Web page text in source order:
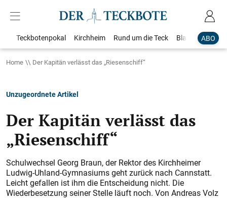
ABO
Teckbotenpokal Kirchheim Rund um die Teck Blaulicht
Home Der Kapitän verlässt das „Riesenschiff“
Unzugeordnete Artikel
Der Kapitän verlässt das
„Riesenschiff“
Schulwechsel Georg Braun, der Rektor des Kirchheimer
Ludwig-Uhland-Gymnasiums geht zurück nach Cannstatt.
Leicht gefallen ist ihm die Entscheidung nicht. Die
Wiederbesetzung seiner Stelle läuft noch. Von Andreas Volz